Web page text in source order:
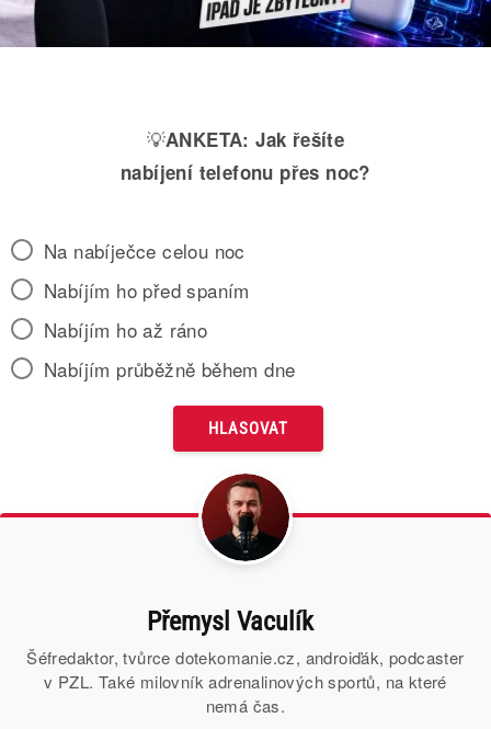
💡ANKETA: Jak řešíte
nabíjení telefonu přes noc?
Na nabíječce celou noc
Nabíjím ho před spaním
Nabíjím ho až ráno
Nabíjím průběžně během dne
Přemysl Vaculík
Šéfredaktor, tvůrce dotekomanie.cz, androiďák, podcaster
v PZL. Také milovník adrenalinových sportů, na které
nemá čas.